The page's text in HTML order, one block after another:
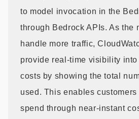
to model invocation in the
through Bedrock APIs. As the
handle more traffic,
provide real-time visibility
costs by showing the total
used. This enables customers
spend through near-instant